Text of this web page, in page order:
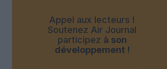
Appel aux lecteurs !
Soutenez Air Journal
participez à son
développement !